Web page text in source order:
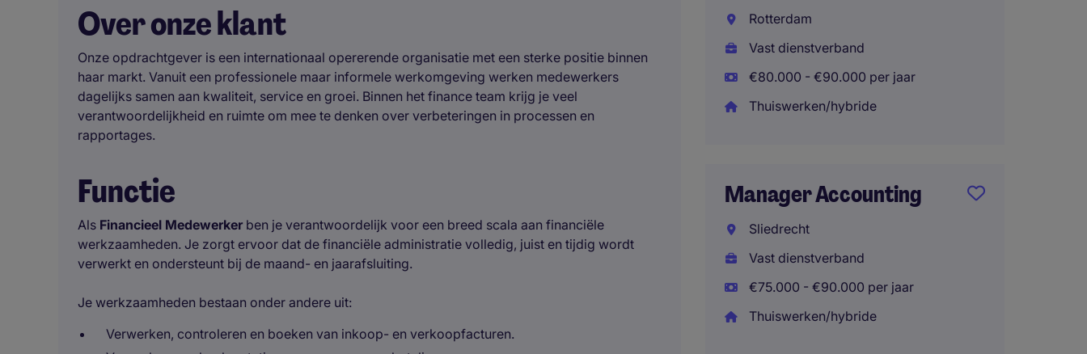
Over onze klant
Onze opdrachtgever is een internationaal opererende organisatie met een sterke positie binnen
haar markt. Vanuit een professionele maar informele werkomgeving werken medewerkers
dagelijks samen aan kwaliteit, service en groei. Binnen het finance team krijg je veel
verantwoordelijkheid en ruimte om mee te denken over verbeteringen in processen en
rapportages.
Functie
Als Financieel Medewerker ben je verantwoordelijk voor een breed scala aan financiële
werkzaamheden. Je zorgt ervoor dat de financiële administratie volledig, juist en tijdig wordt
verwerkt en ondersteunt bij de maand- en jaarafsluiting.
Je werkzaamheden bestaan onder andere uit:
Verwerken, controleren en boeken van inkoop- en verkoopfacturen.
Rotterdam
Vast dienstverband
€80.000 - €90.000 per jaar
Thuiswerken/hybride
Manager Accounting
Sliedrecht
Vast dienstverband
€75.000 - €90.000 per jaar
Thuiswerken/hybride